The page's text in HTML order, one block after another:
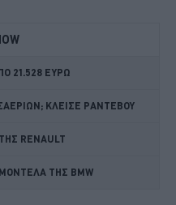
21.528 ΕΥΡΩ
ΚΛΕΙΣΕ ΡΑΝΤΕΒΟΥ
RENAULT
ΤΗΣ BMW